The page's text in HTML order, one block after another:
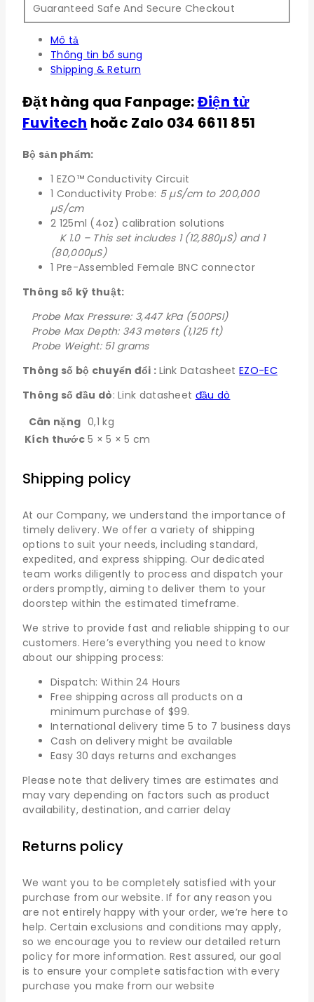
Guaranteed Safe And Secure Checkout
Mô tả
Thông tin bổ sung
Shipping & Return
Đặt hàng qua Fanpage:Điện tử
Fuvitech hoăc Zalo 034 6611 851
Bộ sản phẩm:
1 EZO™ Conductivity Circuit
1 Conductivity Probe: 5 µS/cm to 200,000
µS/cm
2 125ml (4oz) calibration solutions
K 1.0 – This set includes 1 (12,880µS) and 1
(80,000µS)
1 Pre-Assembled Female BNC connector
Thông số kỹ thuật:
Probe Max Pressure: 3,447 kPa (500PSI)
Probe Max Depth: 343 meters (1,125 ft)
Probe Weight: 51 grams
Thông số bộ chuyển đổi : Link DatasheetEZO-EC
Thông số đầu dò: Link datasheet đầu dò
Cân nặng 0,1 kg
Kích thước 5 × 5 × 5 cm
Shipping policy
At our Company, we understand the importance of
timely delivery. We offer a variety of shipping
options to suit your needs, including standard,
expedited, and express shipping. Our dedicated
team works diligently to process and dispatch your
orders promptly, aiming to deliver them to your
doorstep within the estimated timeframe.
We strive to provide fast and reliable shipping to our
customers. Here’s everything you need to know
about our shipping process:
Dispatch: Within 24 Hours
Free shipping across all products on a
minimum purchase of $99.
International delivery time 5 to 7 business days
Cash on delivery might be available
Easy 30 days returns and exchanges
Please note that delivery times are estimates and
may vary depending on factors such as product
availability, destination, and carrier delay
Returns policy
We want you to be completely satisfied with your
purchase from our website. If for any reason you
are not entirely happy with your order, we’re here to
help. Certain exclusions and conditions may apply,
so we encourage you to review our detailed return
policy for more information. Rest assured, our goal
is to ensure your complete satisfaction with every
purchase you make from our website